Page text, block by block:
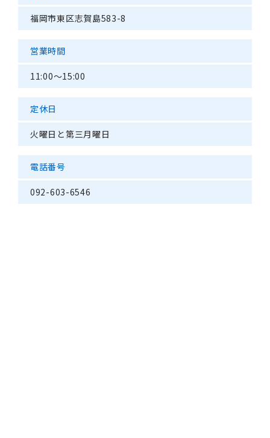
福岡市東区志賀島583-8
営業時間
11:00〜15:00
定休日
火曜日と第三月曜日
電話番号
092-603-6546